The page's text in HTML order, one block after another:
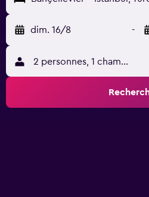
dim. 16/8 -
2 personnes, 1 chambre